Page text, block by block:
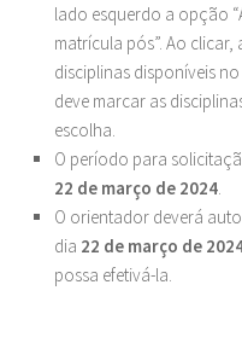
lado esquerdo a opção
matrícula pós”. Ao
disciplinas disponíveis
deve marcar as
escolha.
O período para
22 de março de 2024
O orientador deverá
dia 22 de março de
possa efetivá-la.